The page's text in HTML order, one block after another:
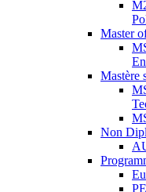
Master
Mastère
Non